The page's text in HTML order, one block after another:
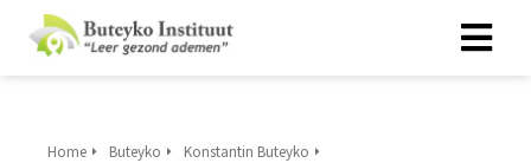
Home Buteyko
Konstantin Buteyko